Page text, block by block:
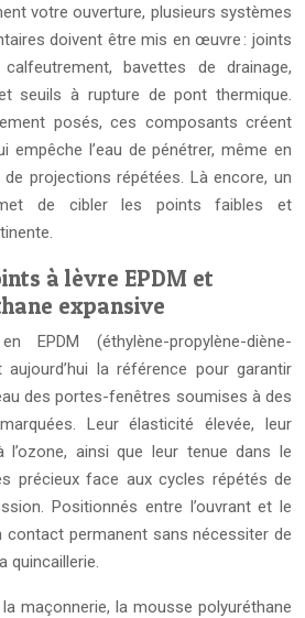
votre ouverture, plusieurs systèmes
doivent être mis en œuvre : joints
bavettes de drainage,
seuils à rupture de pont thermique.
posés, ces composants créent
empêche l’eau de pénétrer, même en
projections répétées. Là encore, un
de cibler les points faibles et
à lèvre EPDM et
expansive
(éthylène-propylène-diène-
la référence pour garantir
des portes-fenêtres soumises à des
Leur élasticité élevée, leur
ainsi que leur tenue dans le
précieux face aux cycles répétés de
Positionnés entre l’ouvrant et le
contact permanent sans nécessiter de
quincaillerie.
maçonnerie, la mousse polyuréthane